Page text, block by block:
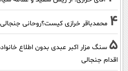
4 محمدباقر خرازی کیست؟روحانی جنجالی
5 سنگ مزار اکبر عبدی بدون اطلاع
اقدام جنجالی